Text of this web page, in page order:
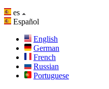
es
Español
English
German
French
Russian
Portuguese